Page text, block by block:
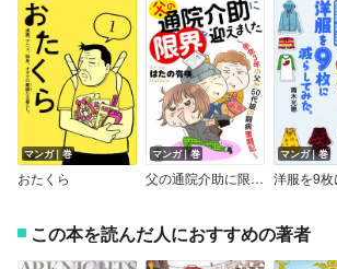
マンガ｜巻
おたくら
マンガ｜巻
父の通院介助に限界を迎えました～余命3年の父と50代娘の闘病奮闘記～
マンガ｜巻
この本を読んだ人におすすめの著者